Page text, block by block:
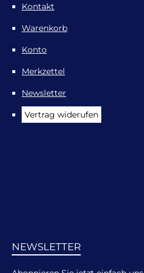
Kontakt
Warenkorb
Konto
Merkzettel
Newsletter
Vertrag widerufen
NEWSLETTER